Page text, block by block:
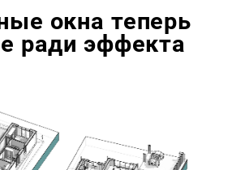
окна теперь
ради эффекта